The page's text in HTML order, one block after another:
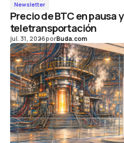
Newsletter
Precio de BTC en pausa y
teletransportación
jul. 31, 2026porBuda.com